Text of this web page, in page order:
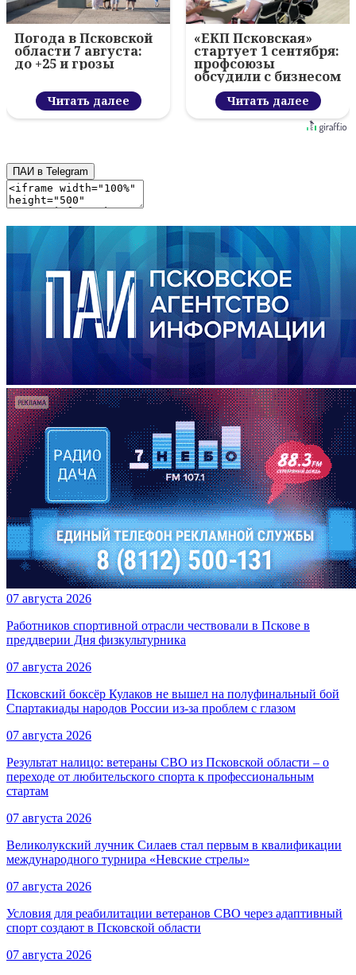
Погода в Псковской
области 7 августа:
до +25 и грозы
Читать далее
«ЕКП Псковская»
стартует 1 сентября:
профсоюзы
обсудили с бизнесом
новый цифровой
проектЧитать далее
ПАИ в Telegram
07 августа 2026
Работников спортивной отрасли чествовали в Пскове в
преддверии Дня физкультурника
07 августа 2026
Псковский боксёр Кулаков не вышел на полуфинальный бой
Спартакиады народов России из-за проблем с глазом
07 августа 2026
Результат налицо: ветераны СВО из Псковской области – о
переходе от любительского спорта к профессиональным
стартам
07 августа 2026
Великолукский лучник Силаев стал первым в квалификации
международного турнира «Невские стрелы»
07 августа 2026
Условия для реабилитации ветеранов СВО через адаптивный
спорт создают в Псковской области
07 августа 2026